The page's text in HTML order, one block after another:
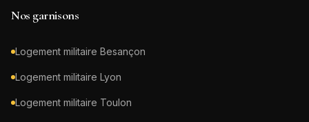
Nos garnisons
Logement militaire Besançon
Logement militaire Lyon
Logement militaire Toulon